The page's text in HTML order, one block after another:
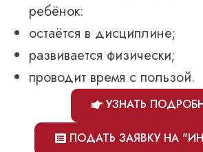
ребёнок:
остаётся в дисциплине;
развивается физически;
проводит время с пользой.
УЗНАТЬ
ПОДАТЬ ЗАЯВКУ НА